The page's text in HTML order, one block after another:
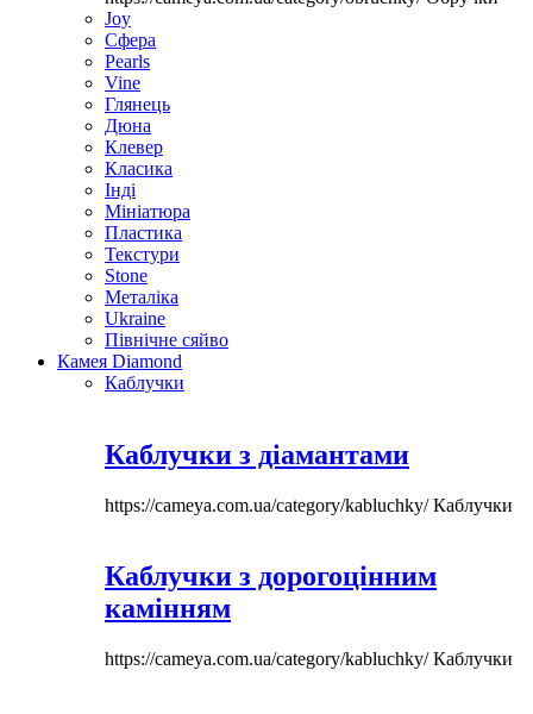
Joy
Сфера
Pearls
Vine
Глянець
Дюна
Клевер
Класика
Інді
Мініатюра
Пластика
Текстури
Stone
Металіка
Ukraine
Північне сяйво
Камея Diamond
Каблучки
Каблучки з діамантами
https://cameya.com.ua/category/kabluchky/Каблучки
Каблучки з дорогоцінним
камінням
https://cameya.com.ua/category/kabluchky/Каблучки